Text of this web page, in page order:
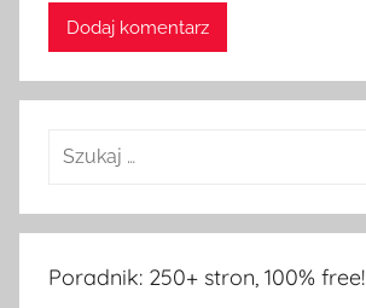
Poradnik: 250+ stron, 100% free!